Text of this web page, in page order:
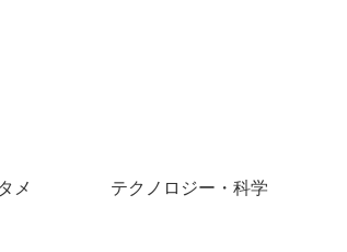
メ テクノロジー・科学